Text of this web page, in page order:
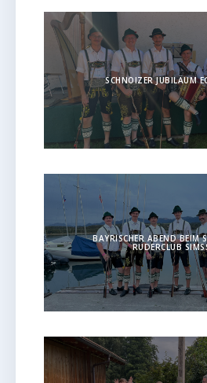
SCHNOIZER JUBILÄUM
BAYRISCHER ABEND BEIM
RUDERCLUB